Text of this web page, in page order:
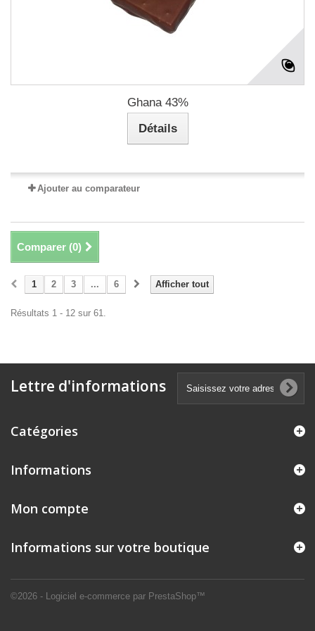
Ghana 43%
Détails
Ajouter au comparateur
Comparer (0)
Afficher tout
1 2 3 ... 6
Résultats 1 - 12 sur 61.
Lettre d'informations
Catégories
Informations
©2026 - Logiciel e-commerce par PrestaShop™
Mon compte
Informations sur votre boutique